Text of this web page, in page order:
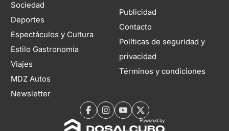
Sociedad
Deportes
Espectáculos y Cultura
Estilo Gastronomía
Viajes
MDZ Autos
Newsletter
Publicidad
Contacto
Políticas de seguridad y
privacidad
Términos y condiciones